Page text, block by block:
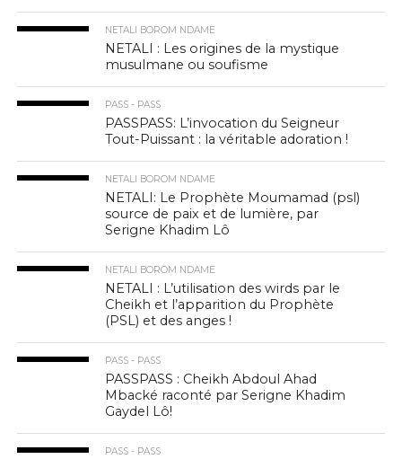
NETALI BOROM NDAME
NETALI : Les origines de la mystique
musulmane ou soufisme
PASS - PASS
PASSPASS: L’invocation du Seigneur
Tout-Puissant : la véritable adoration !
NETALI BOROM NDAME
NETALI: Le Prophète Moumamad (psl)
source de paix et de lumière, par
Serigne Khadim Lô
NETALI BOROM NDAME
NETALI : L’utilisation des wirds par le
Cheikh et l’apparition du Prophète
(PSL) et des anges !
PASS - PASS
PASSPASS : Cheikh Abdoul Ahad
Mbacké raconté par Serigne Khadim
Gaydel Lô!
PASS - PASS